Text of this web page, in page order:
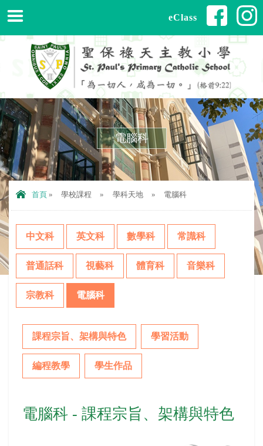
eClass
電腦科
首頁 » 學校課程 » 學科天地 » 電腦科
中文科 英文科 數學科 常識科
普通話科 視藝科 體育科 音樂科
宗教科 電腦科
課程宗旨、架構與特色 學習活動
編程教學 學生作品
電腦科 - 課程宗旨、架構與特色